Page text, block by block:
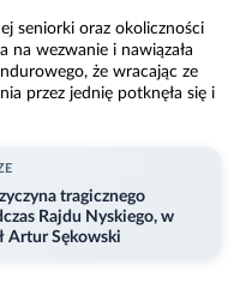
seniorki oraz okoliczności
na wezwanie i nawiązała
że wracając ze
przez jednię potknęła się i
tragicznego
Rajdu Nyskiego, w
Artur Sękowski